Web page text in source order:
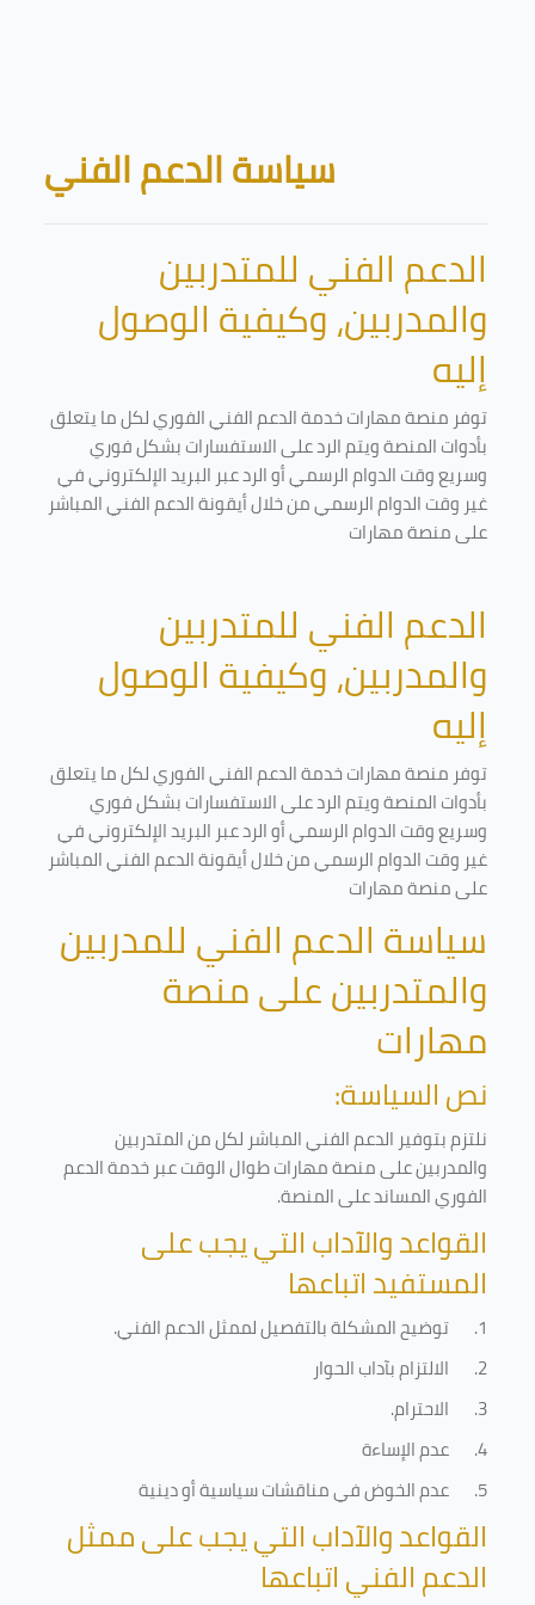
Blocks
سياسة الدعم الفني
الدعم الفني للمتدربين
والمدربين، وكيفية الوصول
إليه
توفر منصة مهارات خدمة الدعم الفني الفوري لكل ما يتعلق
بأدوات المنصة ويتم الرد على الاستفسارات بشكل فوري
وسريع وقت الدوام الرسمي أو الرد عبر البريد الإلكتروني في
غير وقت الدوام الرسمي من خلال أيقونة الدعم الفني المباشر
على منصة مهارات
الدعم الفني للمتدربين
والمدربين، وكيفية الوصول
إليه
توفر منصة مهارات خدمة الدعم الفني الفوري لكل ما يتعلق
بأدوات المنصة ويتم الرد على الاستفسارات بشكل فوري
وسريع وقت الدوام الرسمي أو الرد عبر البريد الإلكتروني في
غير وقت الدوام الرسمي من خلال أيقونة الدعم الفني المباشر
على منصة مهارات
سياسة الدعم الفني للمدربين
والمتدربين على منصة
مهارات
نص السياسة:
نلتزم بتوفير الدعم الفني المباشر لكل من المتدربين
والمدربين على منصة مهارات طوال الوقت عبر خدمة الدعم
الفوري المساند على المنصة.
القواعد والآداب التي يجب على
المستفيد اتباعها
1. توضيح المشكلة بالتفصيل لممثل الدعم الفني.
2.
الالتزام بآداب الحوار
3.
الاحترام.
4.
عدم الإساءة
5.
عدم الخوض في مناقشات سياسية أو دينية
القواعد والآداب التي يجب على ممثل
الدعم الفني اتباعها